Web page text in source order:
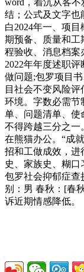
word，着沉从客
结；公式及文字也
白2024年一、项
期预备、质量和工
程验收、消息档案
2022年年度述职
做问题;包罗项目
目社会不变风险
环境。字数必需节
单、问题清单、使
不得跨越三分之一
在熊猫办公。“成
招和工做成效，进
史、家族史、糊口
包罗社会抑郁症查
别：男 春秋：[春
诉近期情感降低。